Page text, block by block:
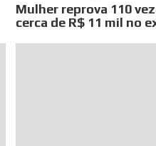
Mulher reprova 110
cerca de R$ 11 mil no